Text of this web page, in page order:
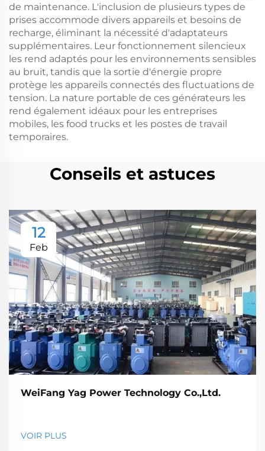
de maintenance. L'inclusion de plusieurs types de
prises accommode divers appareils et besoins de
recharge, éliminant la nécessité d'adaptateurs
supplémentaires. Leur fonctionnement silencieux
les rend adaptés pour les environnements sensibles
au bruit, tandis que la sortie d'énergie propre
protège les appareils connectés des fluctuations de
tension. La nature portable de ces générateurs les
rend également idéaux pour les entreprises
mobiles, les food trucks et les postes de travail
temporaires.
Conseils et astuces
12
Feb
WeiFang Yag Power Technology Co.,Ltd.
VOIR PLUS